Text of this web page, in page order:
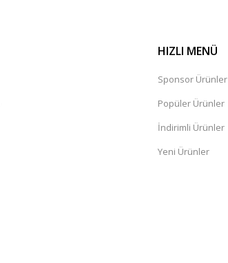
HIZLI MENÜ
Sponsor Ürünler
Popüler Ürünler
İndirimli Ürünler
Yeni Ürünler